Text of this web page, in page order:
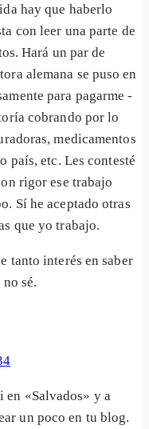
hay que haberlo
con leer una parte de
Hará un par de
alemana se puso en
para pagarme -
cobrando por lo
medicamentos
país, etc. Les contesté
rigor ese trabajo
Sí he aceptado otras
que yo trabajo.
tanto interés en saber
sé.
«Salvados» y a
un poco en tu blog.